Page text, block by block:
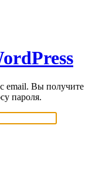
email. Вы получите
пароля.